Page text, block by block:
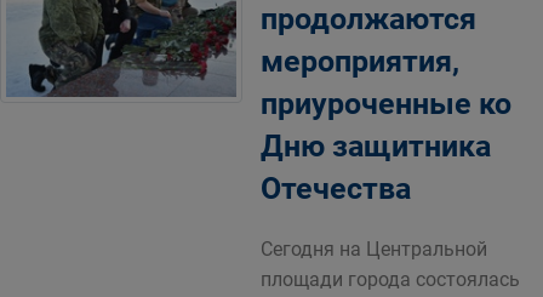
продолжаются
мероприятия,
приуроченные ко
Дню защитника
Отечества
Сегодня на Центральной
площади города состоялась